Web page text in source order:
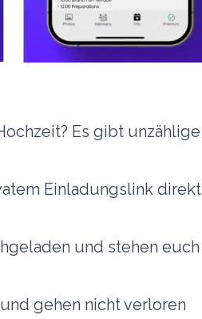
Es gibt unzählige
Einladungslink direkt
und stehen euch
gehen nicht verloren